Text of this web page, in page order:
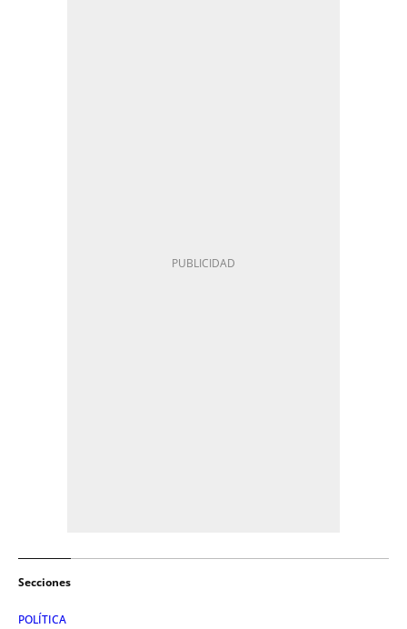
Secciones
POLÍTICA